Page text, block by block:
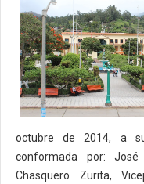
octubre de 2014, a
conformada por: José
Chasquero Zurita,